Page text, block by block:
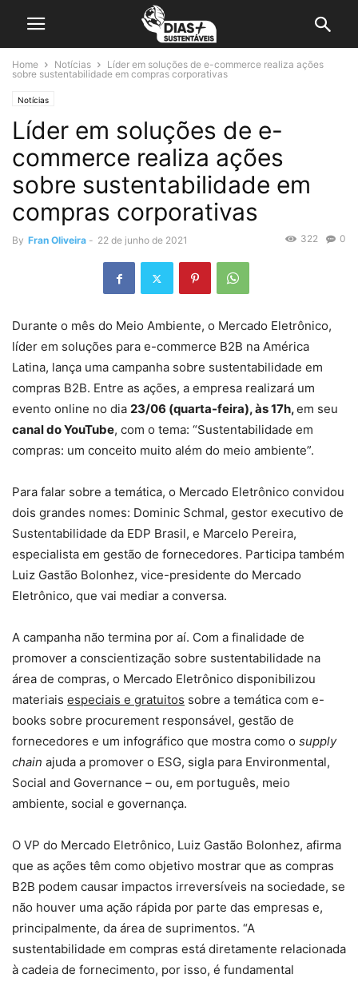
Home Notícias
Líder em soluções de e-commerce realiza ações
sobre sustentabilidade em compras corporativas
Notícias
Líder em soluções de e-
commerce realiza ações
sobre sustentabilidade em
compras corporativas
By Fran Oliveira - 22 de junho de 2021 0
322
Durante o mês do Meio Ambiente, o Mercado Eletrônico,
líder em soluções para e-commerce B2B na América
Latina, lança uma campanha sobre sustentabilidade em
compras B2B. Entre as ações, a empresa realizará um
evento online no dia 23/06 (quarta-feira), às 17h,em seu
canal do YouTube, com o tema: “Sustentabilidade em
compras: um conceito muito além do meio ambiente”.
Para falar sobre a temática, o Mercado Eletrônico convidou
dois grandes nomes: Dominic Schmal, gestor executivo de
Sustentabilidade da EDP Brasil, e Marcelo Pereira,
especialista em gestão de fornecedores. Participa também
Luiz Gastão Bolonhez, vice-presidente do Mercado
Eletrônico, que vai mediar a conversa.
A campanha não termina por aí. Com a finalidade de
promover a conscientização sobre sustentabilidade na
área de compras, o Mercado Eletrônico disponibilizou
materiais especiais e gratuitos sobre a temática com e-
books sobre procurement responsável, gestão de
fornecedores e um infográfico que mostra como o supply
chain ajuda a promover o ESG, sigla para Environmental,
Social and Governance – ou, em português, meio
ambiente, social e governança.
O VP do Mercado Eletrônico, Luiz Gastão Bolonhez, afirma
que as ações têm como objetivo mostrar que as compras
B2B podem causar impactos irreversíveis na sociedade, se
não houver uma ação rápida por parte das empresas e,
principalmente, da área de suprimentos. “A
sustentabilidade em compras está diretamente relacionada
à cadeia de fornecimento, por isso, é fundamental